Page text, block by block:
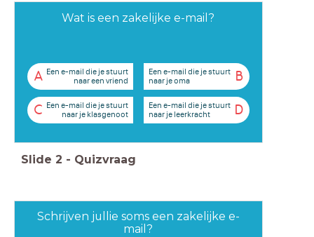
Wat is een zakelijke e-mail?
A Een e-mail die je stuurt
naar een vriend
B
Een e-mail die je stuurt
naar je oma
C Een e-mail die je stuurt
naar je klasgenoot
D
Een e-mail die je stuurt
naar je leerkracht
Slide 2 - Quizvraag
Schrijven jullie soms een zakelijke e-
mail?